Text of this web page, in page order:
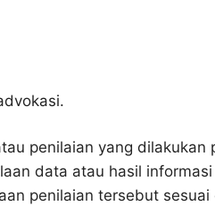
penilaian yang
data atau hasil
penilaian tersebut